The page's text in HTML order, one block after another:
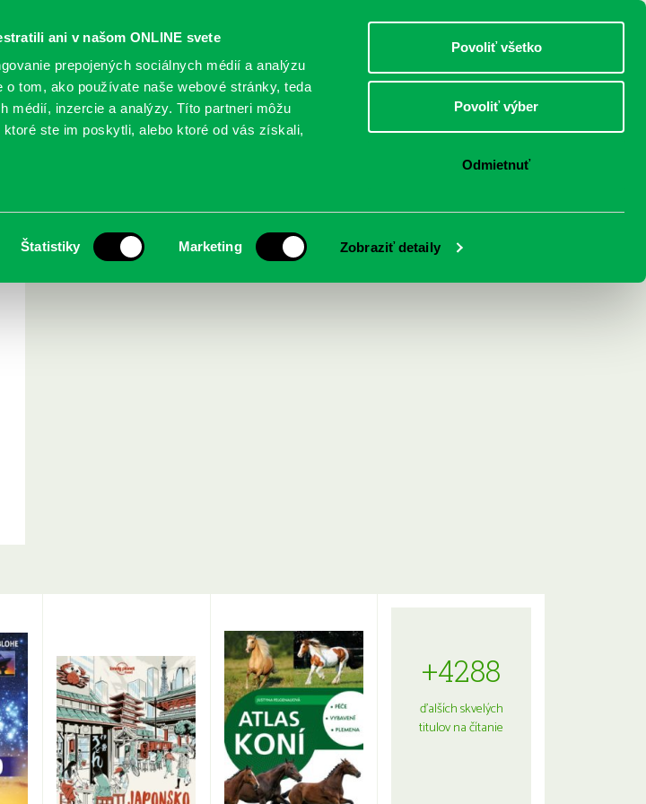
ani v našom ONLINE svete
prepojených sociálnych médií a analýzu
tom, ako používate naše webové stránky, teda
médií, inzercie a analýzy. Títo partneri môžu
ste im poskytli, alebo ktoré od vás získali,
Štatistiky Marketing Zobraziť detaily
Povoliť všetko
Povoliť výber
Odmietnuť
DOSPELÍ
POBOČKY O KNIŽNICI
+4288
ďalších skvelých
titulov na čítanie